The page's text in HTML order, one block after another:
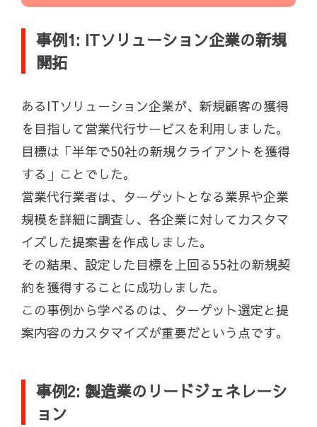
事例1: ITソリューション企業の新規
開拓
あるITソリューション企業が、新規顧客の獲得
を目指して営業代行サービスを利用しました。
目標は「半年で50社の新規クライアントを獲得
する」ことでした。
営業代行業者は、ターゲットとなる業界や企業
規模を詳細に調査し、各企業に対してカスタマ
イズした提案書を作成しました。
その結果、設定した目標を上回る55社の新規契
約を獲得することに成功しました。
この事例から学べるのは、ターゲット選定と提
案内容のカスタマイズが重要だという点です。
事例2: 製造業のリードジェネレーシ
ョン